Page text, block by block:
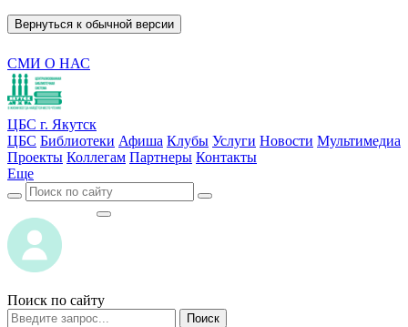
Вернуться к обычной версии
СМИ О НАС
ЦБС г. Якутск
ЦБС Библиотеки Афиша Клубы Услуги Новости Мультимедиа
Проекты Коллегам Партнеры Контакты
Еще
Поиск по сайту
Поиск